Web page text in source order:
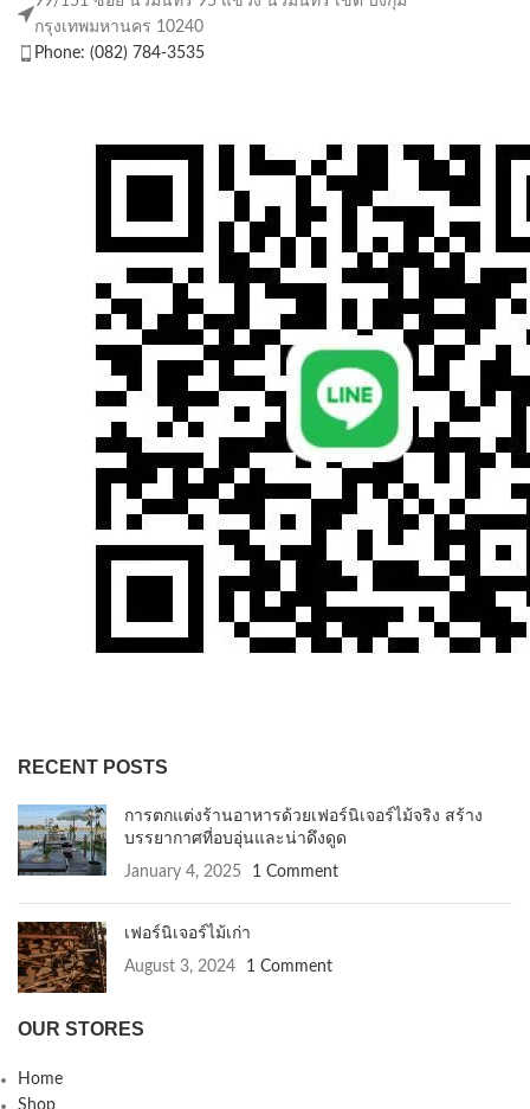
กรุงเทพมหานคร 10240
Phone: (082) 784-3535
RECENT POSTS
การตกแต่งร้านอาหารด้วยเฟอร์นิเจอร์ไม้จริง สร้าง
บรรยากาศที่อบอุ่นและน่าดึงดูด
January 4, 2025 1 Comment
เฟอร์นิเจอร์ไม้เก่า
August 3, 2024 1 Comment
OUR STORES
Home
Shop